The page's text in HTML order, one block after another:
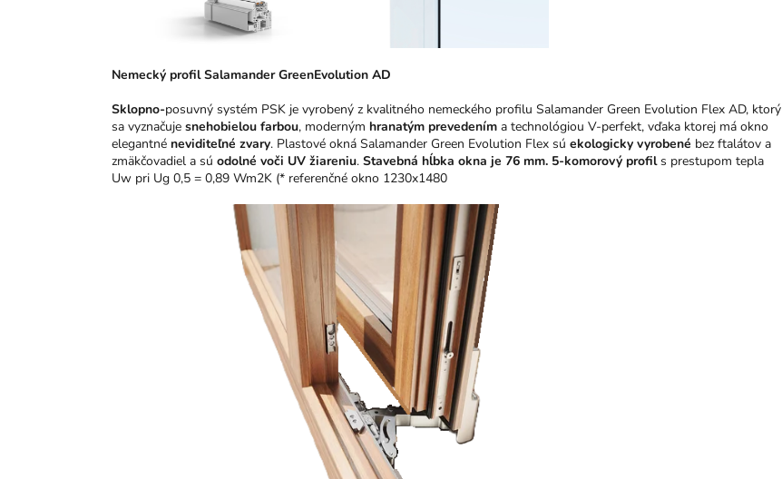
Nemecký profil Salamander GreenEvolution AD
Sklopno-posuvný systém PSK je vyrobený z kvalitného nemeckého profilu Salamander Green Evolution Flex AD, ktorý
sa vyznačuje snehobielou farbou, moderným hranatým prevedením a technológiou V-perfekt, vďaka ktorej má okno
elegantné neviditeľné zvary. Plastové okná Salamander Green Evolution Flex sú ekologicky vyrobené bez ftalátov a
zmäkčovadiel a sú odolné voči UV žiareniu. Stavebná hĺbka okna je 76 mm. 5-komorový profils prestupom tepla
Uw pri Ug 0,5 = 0,89 Wm2K (* referenčné okno 1230x1480